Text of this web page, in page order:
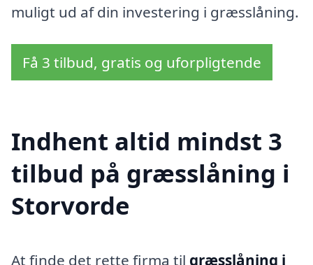
muligt ud af din investering i græsslåning.
Få 3 tilbud, gratis og uforpligtende
Indhent altid mindst 3
tilbud på græsslåning i
Storvorde
At finde det rette firma til græsslåning i